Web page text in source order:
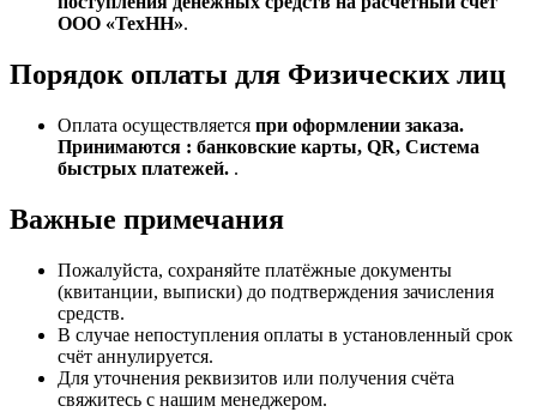
ООО «ТехНН».
Порядок оплаты для Физических лиц
Оплата осуществляется при оформлении заказа.
Принимаются : банковские карты, QR, Система
быстрых платежей. .
Важные примечания
Пожалуйста, сохраняйте платёжные документы
(квитанции, выписки) до подтверждения зачисления
средств.
В случае непоступления оплаты в установленный срок
счёт аннулируется.
Для уточнения реквизитов или получения счёта
свяжитесь с нашим менеджером.